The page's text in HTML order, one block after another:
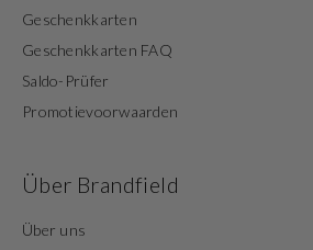
Geschenkkarten
Geschenkkarten FAQ
Saldo-Prüfer
Promotievoorwaarden
Über Brandfield
Über uns